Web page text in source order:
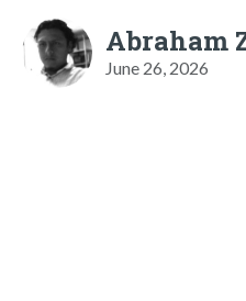
Abraham
June 26, 2026